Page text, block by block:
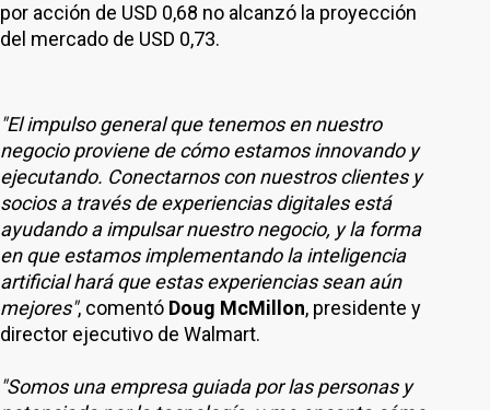
por acción de USD 0,68 no alcanzó la proyección
del mercado de USD 0,73.
"El impulso general que tenemos en nuestro
negocio proviene de cómo estamos innovando y
ejecutando. Conectarnos con nuestros clientes y
socios a través de experiencias digitales está
ayudando a impulsar nuestro negocio, y la forma
en que estamos implementando la inteligencia
artificial hará que estas experiencias sean aún
mejores", comentó Doug McMillon, presidente y
director ejecutivo de Walmart.
"Somos una empresa guiada por las personas y